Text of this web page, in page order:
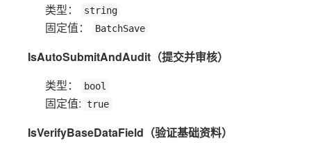
类型：
string
固定值： BatchSave
IsAutoSubmitAndAudit（提交并审核）
类型：
bool
固定值: true
IsVerifyBaseDataField（验证基础资料）